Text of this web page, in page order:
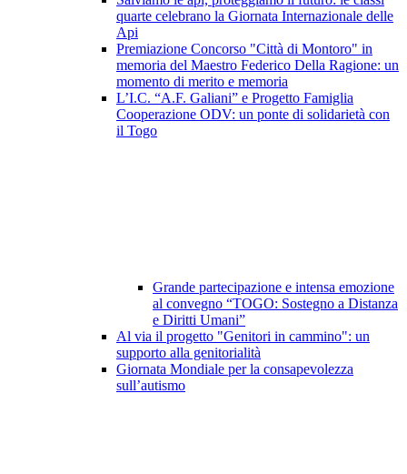
quarte celebrano la Giornata Internazionale delle
Api
Premiazione Concorso "Città di Montoro" in
memoria del Maestro Federico Della Ragione: un
momento di merito e memoria
L’I.C. “A.F. Galiani” e Progetto Famiglia
Cooperazione ODV: un ponte di solidarietà con
il Togo
Grande partecipazione e intensa emozione
al convegno “TOGO: Sostegno a Distanza
e Diritti Umani”
Al via il progetto "Genitori in cammino": un
supporto alla genitorialità
Giornata Mondiale per la consapevolezza
sull’autismo